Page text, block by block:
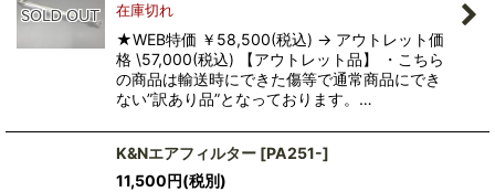
在庫切れ
★WEB特価 ￥58,500(税込) → アウトレット価
格 \57,000(税込) 【アウトレット品】 ・こちら
の商品は輸送時にできた傷等で通常商品にでき
ない”訳あり品”となっております。…
K&Nエアフィルター [PA251-]
11,500 円(税別)